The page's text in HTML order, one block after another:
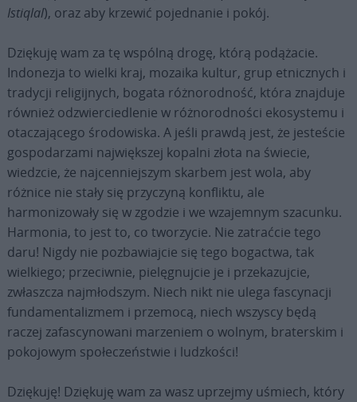
Istiqlal), oraz aby krzewić pojednanie i pokój.
Dziękuję wam za tę wspólną drogę, którą podążacie.
Indonezja to wielki kraj, mozaika kultur, grup etnicznych i
tradycji religijnych, bogata różnorodność, która znajduje
również odzwierciedlenie w różnorodności ekosystemu i
otaczającego środowiska. A jeśli prawdą jest, że jesteście
gospodarzami największej kopalni złota na świecie,
wiedzcie, że najcenniejszym skarbem jest wola, aby
różnice nie stały się przyczyną konfliktu, ale
harmonizowały się w zgodzie i we wzajemnym szacunku.
Harmonia, to jest to, co tworzycie. Nie zatraćcie tego
daru! Nigdy nie pozbawiajcie się tego bogactwa, tak
wielkiego; przeciwnie, pielęgnujcie je i przekazujcie,
zwłaszcza najmłodszym. Niech nikt nie ulega fascynacji
fundamentalizmem i przemocą, niech wszyscy będą
raczej zafascynowani marzeniem o wolnym, braterskim i
pokojowym społeczeństwie i ludzkości!
Dziękuję! Dziękuję wam za wasz uprzejmy uśmiech, który